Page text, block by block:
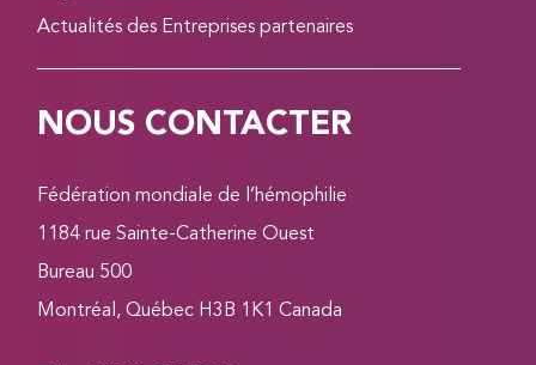
Actualités des Entreprises partenaires
NOUS CONTACTER
Fédération mondiale de l’hémophilie
1184 rue Sainte-Catherine Ouest
Bureau 500
Montréal, Québec H3B 1K1 Canada